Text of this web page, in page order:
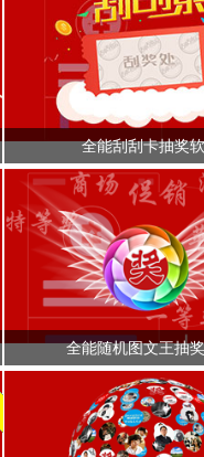
全能刮刮卡抽奖
全能随机图文王抽